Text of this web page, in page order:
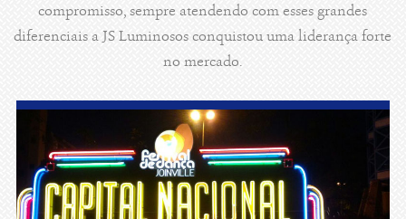
compromisso, sempre atendendo com esses grandes
diferenciais a JS Luminosos conquistou uma liderança forte
no mercado.